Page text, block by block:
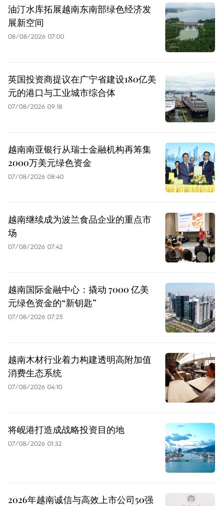
油汀水库拓展越南东南部绿色经济发
展新空间
08/08/2026 07:00
英国投资商提议在广宁省建设180亿美
元的港口与工业城市综合体
07/08/2026 09:18
越南南亚银行从瑞士金融机构再筹集
2000万美元绿色资金
07/08/2026 08:40
越南继续成为波兰食品企业的重点市
场
07/08/2026 07:42
越南国际金融中心：撬动 7000 亿美
元绿色资金的“新钥匙”
07/08/2026 07:25
越南木材行业着力构建透明高附加值
消费生态系统
07/08/2026 04:10
将岘港打造成战略投资目的地
07/08/2026 01:32
2026年越南诚信与高效上市公司50强